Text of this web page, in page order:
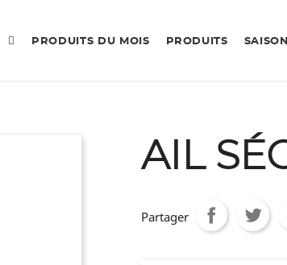
PRODUITS DU MOIS PRODUITS
AIL
Partager